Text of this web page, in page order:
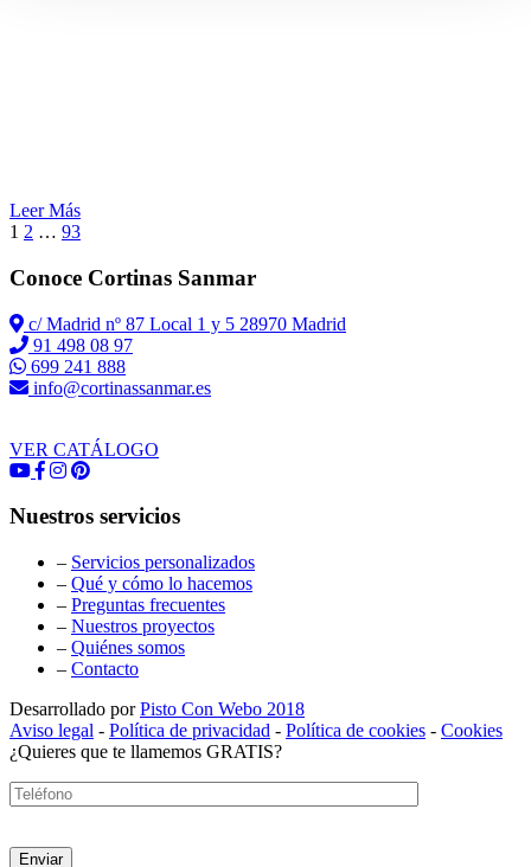
Leer Más
1 2 … 93
Conoce Cortinas Sanmar
c/ Madrid nº 87 Local 1 y 5 28970 Madrid
91 498 08 97
699 241 888
info@cortinassanmar.es
VER CATÁLOGO
Nuestros servicios
– Servicios personalizados
– Qué y cómo lo hacemos
– Preguntas frecuentes
– Nuestros proyectos
– Quiénes somos
– Contacto
Desarrollado porPisto Con Webo 2018
Aviso legal - Política de privacidad - Política de cookies - Cookies
¿Quieres que te llamemos GRATIS?